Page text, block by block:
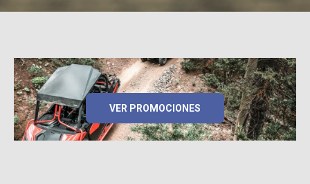
VER PROMOCIONES